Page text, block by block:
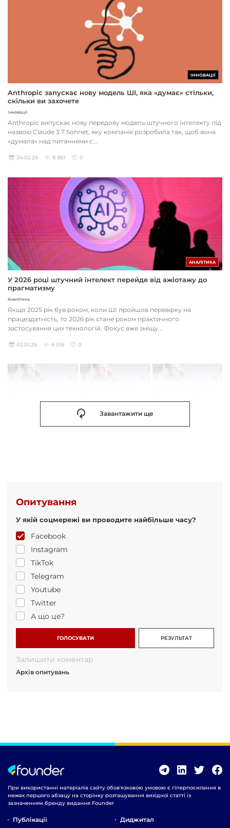
ІННОВАЦІЇ
Anthropic запускає нову модель ШІ, яка «думає» стільки,
скільки ви захочете
Інновації
Anthropic випускає нову передову модель штучного інтелекту під
назвою Claude 3.7 Sonnet, яку компанія розробила так, щоб вона
«думала» над питаннями с...
24.02.25 8 901 0
АНАЛІТИКА
У 2026 році штучний інтелект перейде від ажіотажу до
прагматизму
Аналітика
Якщо 2025 рік був роком, коли ШІ пройшов перевірку на
працездатність, то 2026 рік стане роком практичного
застосування цих технологій. Фокус вже зміщу...
02.01.26 6 516 0
Завантажити ще
Опитування
У якій соцмережі ви проводите найбільше часу?
Facebook
Instagram
TikTok
Telegram
Youtube
Twitter
А що це?
ГОЛОСУВАТИ РЕЗУЛЬТАТ
Залишити коментар
Архів опитувань
При використанні матеріалів сайту обов'язковою умовою є гіперпосилання в
межах першого абзацу на сторінку розташування вихідної статті із
зазначенням бренду видання Founder
Публікації Диджитал